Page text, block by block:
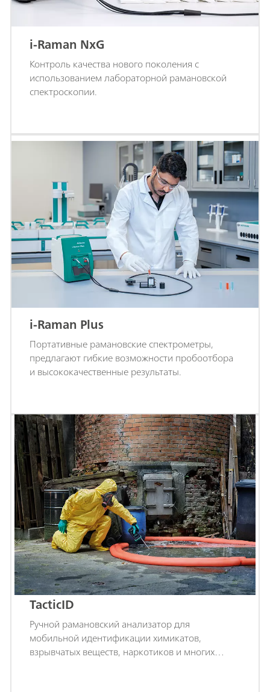
i-Raman NxG
Контроль качества нового поколения с
использованием лабораторной рамановской
спектроскопии.
i-Raman Plus
Портативные рамановские спектрометры,
предлагают гибкие возможности пробоотбора
и высококачественные результаты.
TacticID
Ручной рамановский анализатор для
мобильной идентификации химикатов,
взрывчатых веществ, наркотиков и многих